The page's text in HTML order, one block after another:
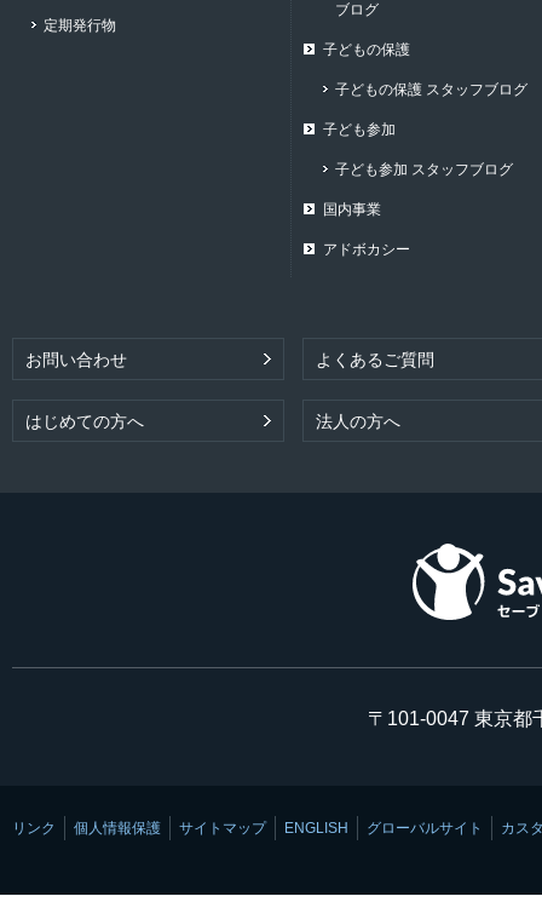
定期発行物
ブログ
子どもの保護
子どもの保護 スタッフブログ
子ども参加
子ども参加 スタッフブログ
国内事業
アドボカシー
お問い合わせ よくあるご質問
はじめての方へ 法人の方へ
〒101-0047 東京都
リンク 個人情報保護 サイトマップ ENGLISH グローバルサイト カス